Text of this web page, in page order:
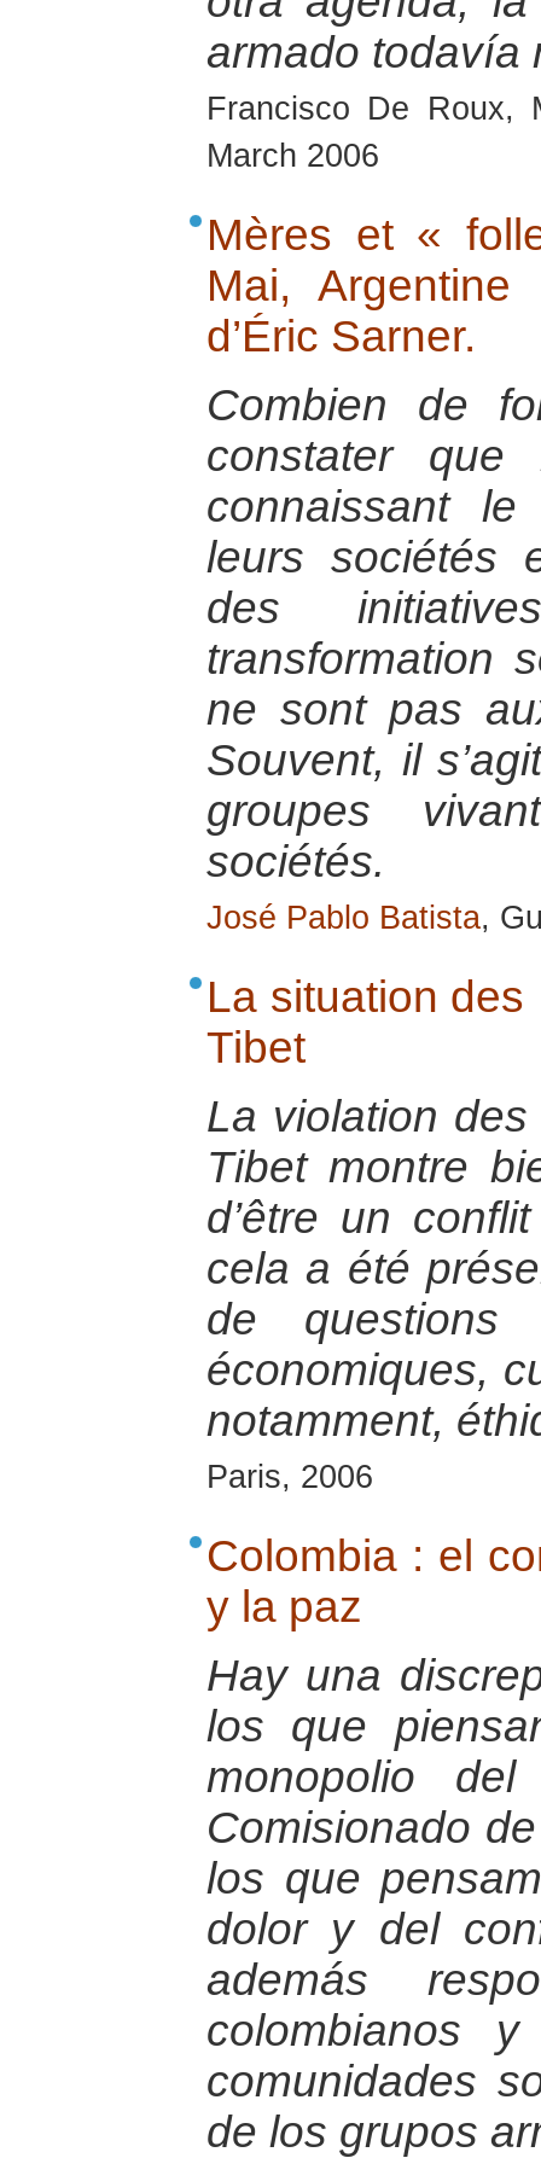
armado todavía
Francisco De Roux,
March 2006
Mères et «
Mai, Argentine
d’Éric Sarner.
Combien de
constater que
connaissant
leurs sociétés
des
transformation
ne sont pas
Souvent, il
groupes
sociétés.
José Pablo Batista,
La situation des
Tibet
La violation des
Tibet montre
d’être un
cela a été
de questions
économiques,
notamment,
Paris, 2006
Colombia : el
y la paz
Hay una
los que
monopolio
Comisionado
los que
dolor y del
además
colombianos
comunidades
de los grupos